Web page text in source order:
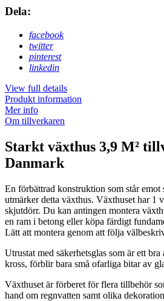
Dela:
facebook
twitter
pinterest
linkedin
View full details
Produkt information
Mer info
Om tillverkaren
Starkt växthus 3,9 M²
Danmark
En förbättrad konstruktion som står emot
utmärker detta växthus. Växthuset har 1
skjutdörr. Du kan antingen montera
en ram i betong eller köpa färdigt
Lätt att montera genom att följa
Utrustat med säkerhetsglas som är ett
kross, förblir bara små ofarliga bitar av
Växthuset är förberet för flera tillbehör
hand om regnvatten samt olika